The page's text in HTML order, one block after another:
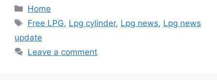
Categories
Home
Tags
Free LPG, Lpg cylinder, Lpg news, Lpg news
update
Leave a comment